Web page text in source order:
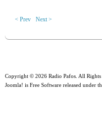
< Prev Next >
Copyright © 2026 Radio Pafos. All Rights
Joomla! is Free Software released under